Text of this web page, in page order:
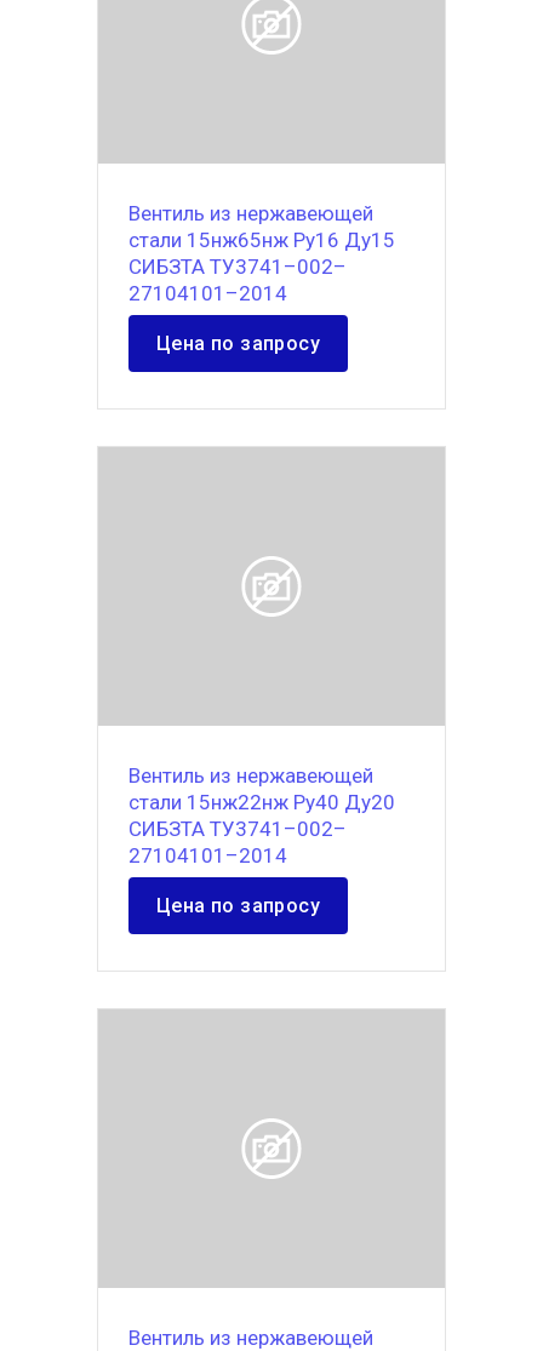
Вентиль из нержавеющей
стали 15нж65нж Ру16 Ду15
СИБЗТА ТУ3741–002–
27104101–2014
Цена по запросу
Вентиль из нержавеющей
стали 15нж22нж Ру40 Ду20
СИБЗТА ТУ3741–002–
27104101–2014
Цена по запросу
Вентиль из нержавеющей